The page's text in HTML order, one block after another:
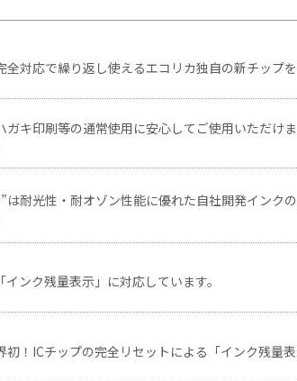
対応で繰り返し使えるエコリカ独自の新チップを
ガキ印刷等の通常使用に安心してご使用いただけ
は耐光性・耐オゾン性能に優れた自社開発インク
ンク残量表示」に対応しています。
！ICチップの完全リセットによる「インク残量